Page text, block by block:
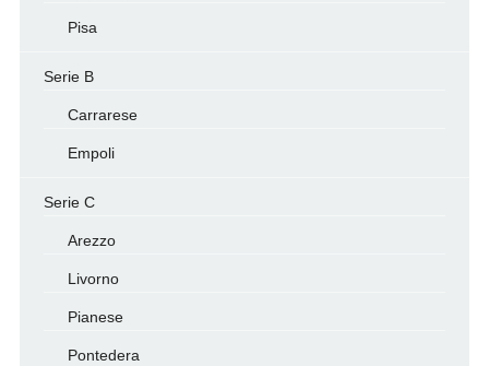
Pisa
Serie B
Carrarese
Empoli
Serie C
Arezzo
Livorno
Pianese
Pontedera